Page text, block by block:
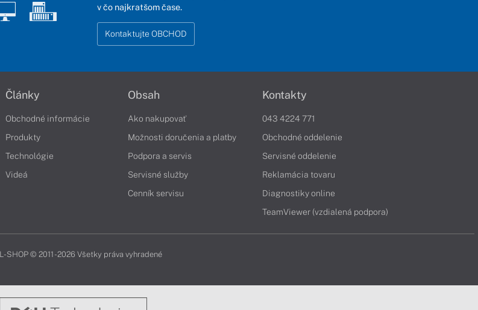
v čo najkratšom čase.
Kontaktujte OBCHOD
Články
Obchodné informácie
Produkty
Technológie
Videá
Obsah
Ako nakupovať
Možnosti doručenia a platby
Podpora a servis
Servisné služby
Cenník servisu
Kontakty
043 4224 771
Obchodné oddelenie
Servisné oddelenie
Reklamácia tovaru
Diagnostiky online
TeamViewer (vzdialená podpora)
SHOP © 2011 - 2026 Všetky práva vyhradené